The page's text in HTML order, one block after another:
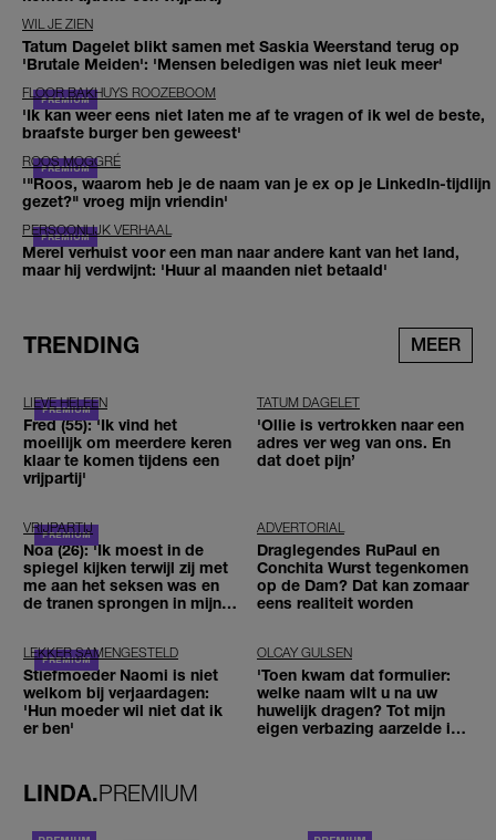
WIL JE ZIEN
Tatum Dagelet blikt samen met Saskia Weerstand terug op
'Brutale Meiden': 'Mensen beledigen was niet leuk meer'
FLOOR BAKHUYS ROOZEBOOM
'Ik kan weer eens niet laten me af te vragen of ik wel de beste,
braafste burger ben geweest'
ROOS MOGGRÉ
'"Roos, waarom heb je de naam van je ex op je LinkedIn-tijdlijn
gezet?" vroeg mijn vriendin'
PERSOONLIJK VERHAAL
Merel verhuist voor een man naar andere kant van het land,
maar hij verdwijnt: 'Huur al maanden niet betaald'
TRENDING MEER
LIEVE HELEEN
Fred (55): 'Ik vind het
moeilijk om meerdere keren
klaar te komen tijdens een
vrijpartij'
TATUM DAGELET
'Ollie is vertrokken naar een
adres ver weg van ons. En
dat doet pijn’
VRIJPARTIJ
Noa (26): 'Ik moest in de
spiegel kijken terwijl zij met
me aan het seksen was en
de tranen sprongen in mijn
ADVERTORIAL
Draglegendes RuPaul en
Conchita Wurst tegenkomen
op de Dam? Dat kan zomaar
eens realiteit worden
LEKKER SAMENGESTELD
Stiefmoeder Naomi is niet
welkom bij verjaardagen:
'Hun moeder wil niet dat ik
er ben'
OLCAY GULSEN
'Toen kwam dat formulier:
welke naam wilt u na uw
huwelijk dragen? Tot mijn
eigen verbazing aarzelde ik
LINDA.PREMIUM